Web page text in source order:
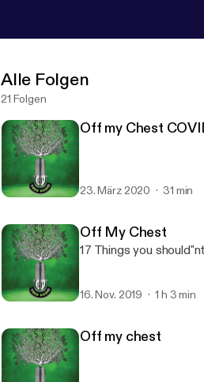
Alle Folgen
21 Folgen
Off my Chest
23. März 2020 31 min
Off My Chest
17 Things you
16. Nov. 2019 1 h 3 min
Off my chest